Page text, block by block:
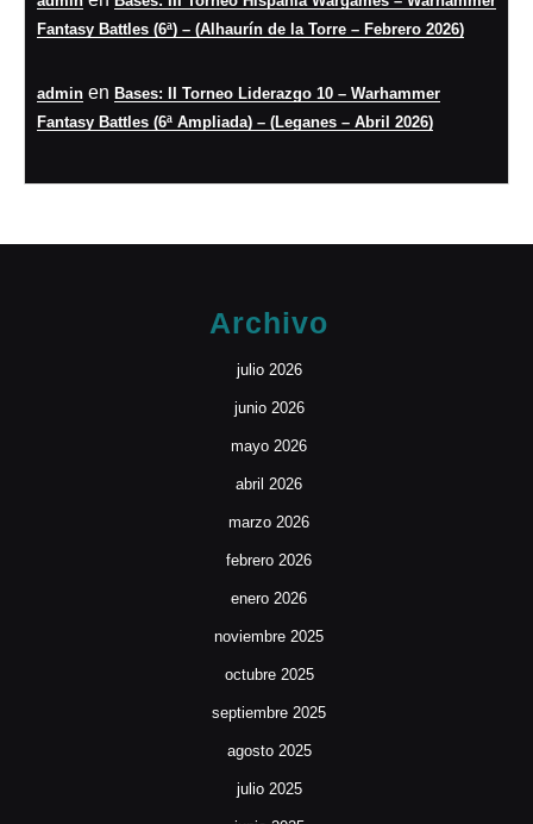
Fantasy Battles (6ª) – (Alhaurín de la Torre – Febrero 2026)
admin en Bases: II Torneo Liderazgo 10 – Warhammer
Fantasy Battles (6ª Ampliada) – (Leganes – Abril 2026)
Archivo
julio 2026
junio 2026
mayo 2026
abril 2026
marzo 2026
febrero 2026
enero 2026
noviembre 2025
octubre 2025
septiembre 2025
agosto 2025
julio 2025